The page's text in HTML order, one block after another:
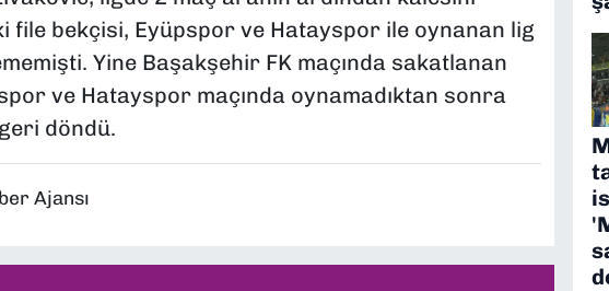
file bekçisi, Eyüpspor ve Hatayspor ile oynanan lig
Yine Başakşehir FK maçında sakatlanan
ve Hatayspor maçında oynamadıktan sonra
döndü.
Ajansı